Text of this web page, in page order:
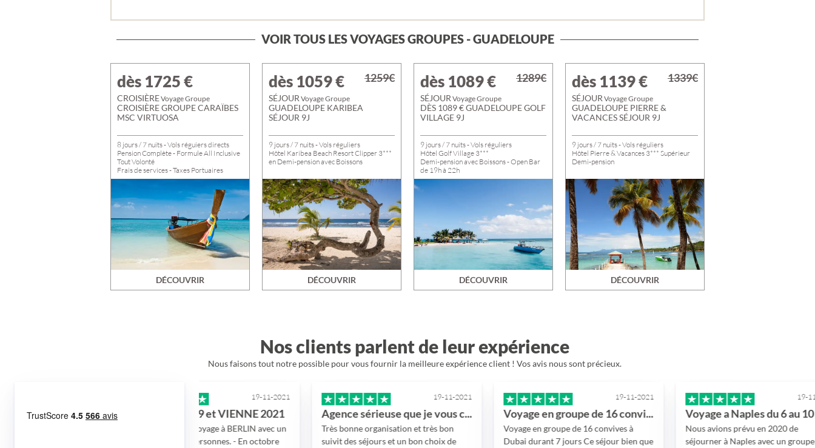
VOIR TOUS LES VOYAGES GROUPES - GUADELOUPE
dès 1725€
CROISIÈREVoyage Groupe
CROISIÈRE GROUPE CARAÏBES
MSC VIRTUOSA
8 jours / 7 nuits - Vols réguiers directs
Pension Complète - Formule All Inclusive
Tout Volonté
Frais de services - Taxes Portuaires
incluses
DÉCOUVRIR
dès 1059€
SÉJOUR Voyage Groupe
GUADELOUPE KARIBEA
SÉJOUR 9J
9 jours / 7 nuits - Vols réguliers
Hôtel Karibea Beach Resort Clipper 3***
en Demi-pension avec Boissons
DÉCOUVRIR
1259€ dès 1089€
SÉJOUR Voyage Groupe
DÈS 1089 € GUADELOUPE GOLF
VILLAGE 9J
9 jours / 7 nuits - Vols réguliers
Hôtel Golf Village 3***
Demi-pension avec Boissons - Open Bar
de 19h à 22h
DÉCOUVRIR
1289€ dès 1139€
SÉJOUR Voyage Groupe
GUADELOUPE PIERRE &
VACANCES SÉJOUR 9J
9 jours / 7 nuits - Vols réguliers
Hôtel Pierre & Vacances 3*** Supérieur
Demi-pension
DÉCOUVRIR
1339€
Nos clients parlent de leur expérience
Nous faisons tout notre possible pour vous fournir la meilleure expérience client ! Vos avis nous sont précieux.
très bonne réactivités du personnelle…
19-11-2021
BERLIN 2019 et VIENNE 2021
- En mai 2019 voyage à BERLIN avec un
groupe de 22 personnes. - En octobre
19-11-2021
Agence sérieuse que je vous conseille
Très bonne organisation et très bon
suivit des séjours et un bon choix de
19-11-2021
Voyage en groupe de 16 convives à Dubai…
Voyage en groupe de 16 convives à
Dubai durant 7 jours Ce séjour bien que
19-11-2021
Voyage a Naples du 6 au 10 octobre 2021
Nous avions prévu en 2020 de
séjourner à Naples avec un groupe